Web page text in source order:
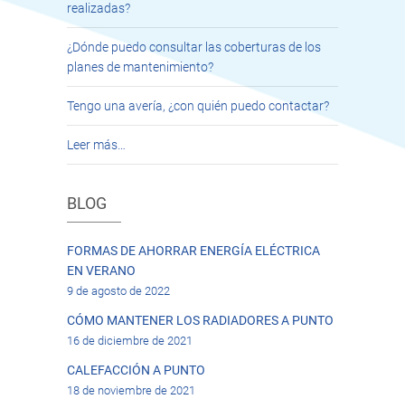
realizadas?
¿Dónde puedo consultar las coberturas de los
planes de mantenimiento?
Tengo una avería, ¿con quién puedo contactar?
Leer más…
BLOG
FORMAS DE AHORRAR ENERGÍA ELÉCTRICA
EN VERANO
9 de agosto de 2022
CÓMO MANTENER LOS RADIADORES A PUNTO
16 de diciembre de 2021
CALEFACCIÓN A PUNTO
18 de noviembre de 2021